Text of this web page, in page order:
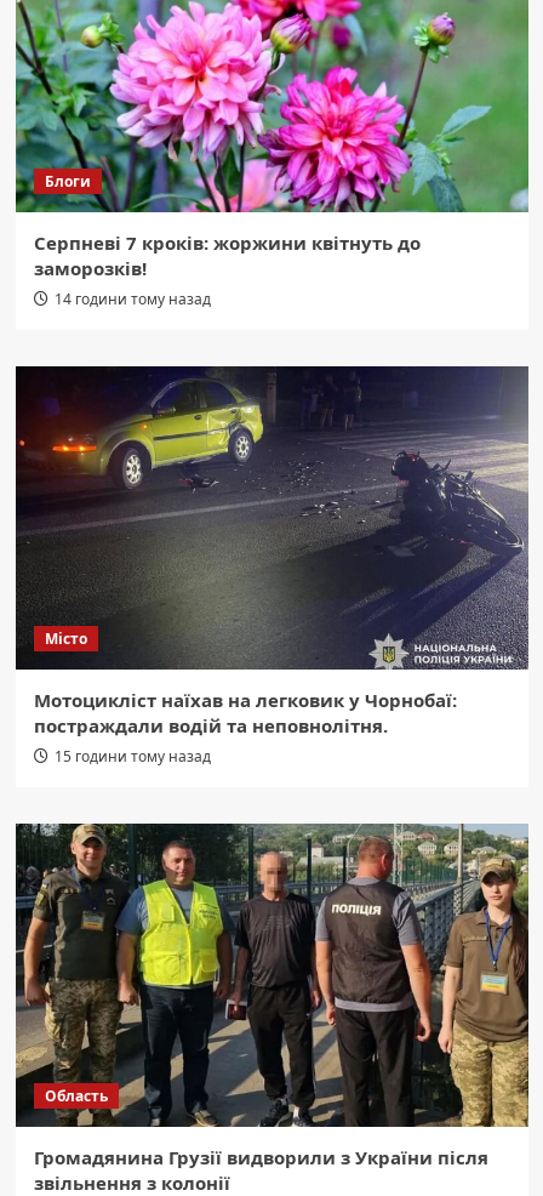
Блоги
Серпневі 7 кроків: жоржини квітнуть до
заморозків!
14 години тому назад
Місто
Мотоцикліст наїхав на легковик у Чорнобаї:
постраждали водій та неповнолітня.
15 години тому назад
Область
Громадянина Грузії видворили з України після
звільнення з колонії